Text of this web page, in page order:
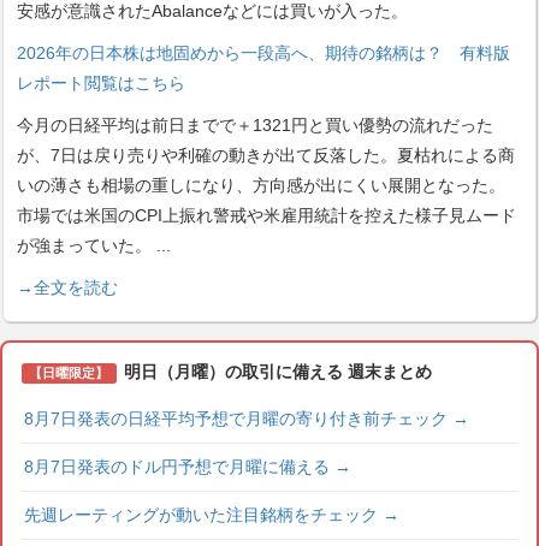
安感が意識されたAbalanceなどには買いが入った。
2026年の日本株は地固めから一段高へ、期待の銘柄は？ 有料版
レポート閲覧はこちら
今月の日経平均は前日までで＋1321円と買い優勢の流れだった
が、7日は戻り売りや利確の動きが出て反落した。夏枯れによる商
いの薄さも相場の重しになり、方向感が出にくい展開となった。
市場では米国のCPI上振れ警戒や米雇用統計を控えた様子見ムード
が強まっていた。
→全文を読む
【日曜限定】 明日（月曜）の取引に備える 週末まとめ
8月7日発表の日経平均予想で月曜の寄り付き前チェック →
8月7日発表のドル円予想で月曜に備える →
先週レーティングが動いた注目銘柄をチェック →